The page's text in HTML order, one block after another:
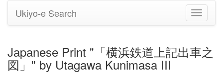
Toggle
Ukiyo-e Search
Japanese Print "「横浜鉄道上記出車之
図」" by Utagawa Kunimasa III